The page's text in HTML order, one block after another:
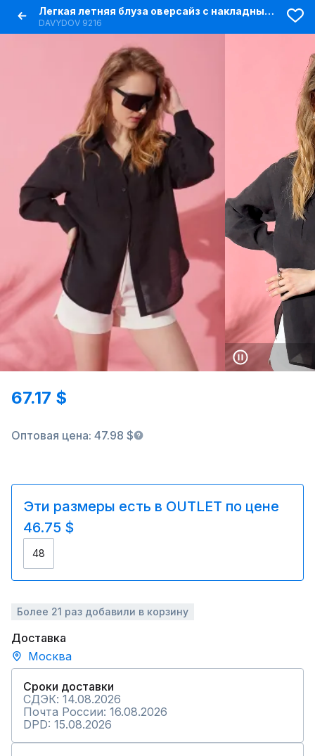
Легкая летняя блуза оверсайз с накладными карманами
DAVYDOV 9216
67.17 $
Оптовая цена: 47.98 $
Эти размеры есть в OUTLET по цене
46.75 $
48
Более 21 раз добавили в корзину
Доставка
Москва
Сроки доставки
СДЭК: 14.08.2026
Почта России: 16.08.2026
DPD: 15.08.2026